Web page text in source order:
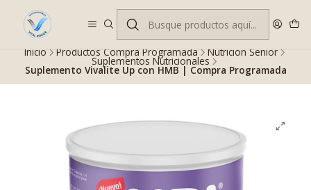
Despacho gratis en RM desde $100.000. Revisa las condiciones.
Inicio Productos Compra Programada Nutrición Senior
Suplementos Nutricionales
Suplemento Vivalite Up con HMB | Compra Programada